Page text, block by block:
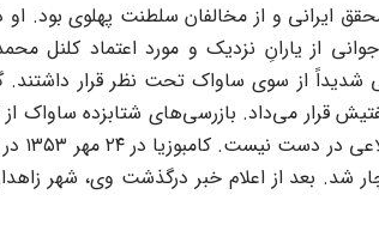
از یارانِ نزدیک و مورد اعتماد کلنل
از سوی ساواک تحت نظر قرار داشتند.
قرار می‌داد. بازرسی‌های شتابزده ساواک
بعد از اعلام خبر درگذشت وی، شهر